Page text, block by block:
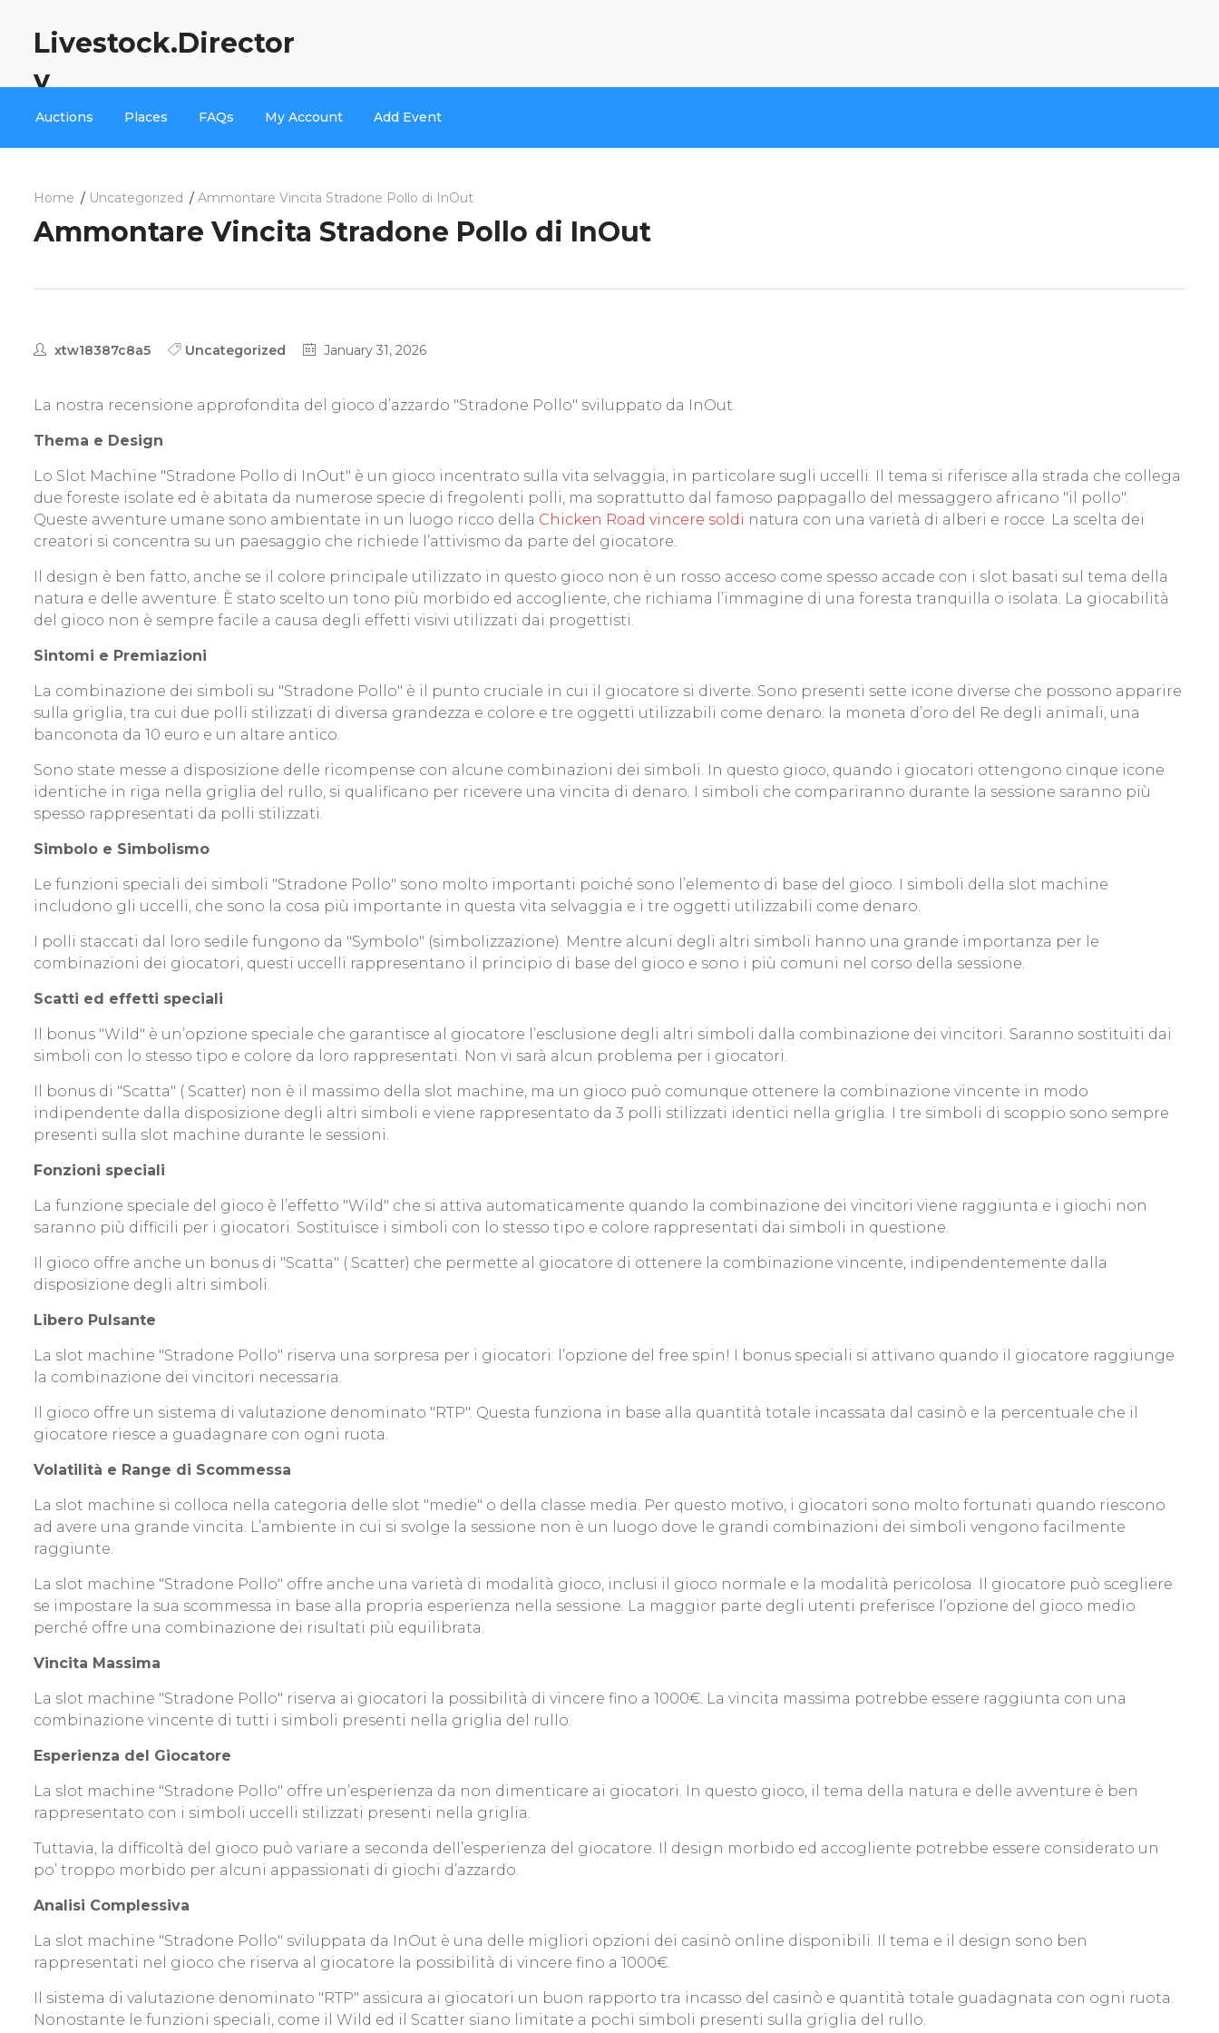
Livestock.Director
y
Auctions Places FAQs My Account Add Event
Home Uncategorized Ammontare Vincita Stradone Pollo di InOut
Ammontare Vincita Stradone Pollo di InOut
xtw18387c8a5 Uncategorized January 31, 2026
La nostra recensione approfondita del gioco d’azzardo "Stradone Pollo" sviluppato da InOut.
Thema e Design
Lo Slot Machine "Stradone Pollo di InOut" è un gioco incentrato sulla vita selvaggia, in particolare sugli uccelli. Il tema si riferisce alla strada che collega
due foreste isolate ed è abitata da numerose specie di fregolenti polli, ma soprattutto dal famoso pappagallo del messaggero africano "il pollo".
Queste avventure umane sono ambientate in un luogo ricco della Chicken Road vincere soldi natura con una varietà di alberi e rocce. La scelta dei
creatori si concentra su un paesaggio che richiede l’attivismo da parte del giocatore.
Il design è ben fatto, anche se il colore principale utilizzato in questo gioco non è un rosso acceso come spesso accade con i slot basati sul tema della
natura e delle avventure. È stato scelto un tono più morbido ed accogliente, che richiama l’immagine di una foresta tranquilla o isolata. La giocabilità
del gioco non è sempre facile a causa degli effetti visivi utilizzati dai progettisti.
Sintomi e Premiazioni
La combinazione dei simboli su "Stradone Pollo" è il punto cruciale in cui il giocatore si diverte. Sono presenti sette icone diverse che possono apparire
sulla griglia, tra cui due polli stilizzati di diversa grandezza e colore e tre oggetti utilizzabili come denaro: la moneta d’oro del Re degli animali, una
banconota da 10 euro e un altare antico.
Sono state messe a disposizione delle ricompense con alcune combinazioni dei simboli. In questo gioco, quando i giocatori ottengono cinque icone
identiche in riga nella griglia del rullo, si qualificano per ricevere una vincita di denaro. I simboli che compariranno durante la sessione saranno più
spesso rappresentati da polli stilizzati.
Simbolo e Simbolismo
Le funzioni speciali dei simboli "Stradone Pollo" sono molto importanti poiché sono l’elemento di base del gioco. I simboli della slot machine
includono gli uccelli, che sono la cosa più importante in questa vita selvaggia e i tre oggetti utilizzabili come denaro.
I polli staccati dal loro sedile fungono da "Symbolo" (simbolizzazione). Mentre alcuni degli altri simboli hanno una grande importanza per le
combinazioni dei giocatori, questi uccelli rappresentano il principio di base del gioco e sono i più comuni nel corso della sessione.
Scatti ed effetti speciali
Il bonus "Wild" è un’opzione speciale che garantisce al giocatore l’esclusione degli altri simboli dalla combinazione dei vincitori. Saranno sostituiti dai
simboli con lo stesso tipo e colore da loro rappresentati. Non vi sarà alcun problema per i giocatori.
Il bonus di "Scatta" ( Scatter) non è il massimo della slot machine, ma un gioco può comunque ottenere la combinazione vincente in modo
indipendente dalla disposizione degli altri simboli e viene rappresentato da 3 polli stilizzati identici nella griglia. I tre simboli di scoppio sono sempre
presenti sulla slot machine durante le sessioni.
Fonzioni speciali
La funzione speciale del gioco è l’effetto "Wild" che si attiva automaticamente quando la combinazione dei vincitori viene raggiunta e i giochi non
saranno più difficili per i giocatori. Sostituisce i simboli con lo stesso tipo e colore rappresentati dai simboli in questione.
Il gioco offre anche un bonus di "Scatta" ( Scatter) che permette al giocatore di ottenere la combinazione vincente, indipendentemente dalla
disposizione degli altri simboli.
Libero Pulsante
La slot machine "Stradone Pollo" riserva una sorpresa per i giocatori: l’opzione del free spin! I bonus speciali si attivano quando il giocatore raggiunge
la combinazione dei vincitori necessaria.
Il gioco offre un sistema di valutazione denominato "RTP". Questa funziona in base alla quantità totale incassata dal casinò e la percentuale che il
giocatore riesce a guadagnare con ogni ruota.
Volatilità e Range di Scommessa
La slot machine si colloca nella categoria delle slot "medie" o della classe media. Per questo motivo, i giocatori sono molto fortunati quando riescono
ad avere una grande vincita. L’ambiente in cui si svolge la sessione non è un luogo dove le grandi combinazioni dei simboli vengono facilmente
raggiunte.
La slot machine "Stradone Pollo" offre anche una varietà di modalità gioco, inclusi il gioco normale e la modalità pericolosa. Il giocatore può scegliere
se impostare la sua scommessa in base alla propria esperienza nella sessione. La maggior parte degli utenti preferisce l’opzione del gioco medio
perché offre una combinazione dei risultati più equilibrata.
Vincita Massima
La slot machine "Stradone Pollo" riserva ai giocatori la possibilità di vincere fino a 1000€. La vincita massima potrebbe essere raggiunta con una
combinazione vincente di tutti i simboli presenti nella griglia del rullo.
Esperienza del Giocatore
La slot machine "Stradone Pollo" offre un’esperienza da non dimenticare ai giocatori. In questo gioco, il tema della natura e delle avventure è ben
rappresentato con i simboli uccelli stilizzati presenti nella griglia.
Tuttavia, la difficoltà del gioco può variare a seconda dell’esperienza del giocatore. Il design morbido ed accogliente potrebbe essere considerato un
po’ troppo morbido per alcuni appassionati di giochi d’azzardo.
Analisi Complessiva
La slot machine "Stradone Pollo" sviluppata da InOut è una delle migliori opzioni dei casinò online disponibili. Il tema e il design sono ben
rappresentati nel gioco che riserva al giocatore la possibilità di vincere fino a 1000€.
Il sistema di valutazione denominato "RTP" assicura ai giocatori un buon rapporto tra incasso del casinò e quantità totale guadagnata con ogni ruota.
Nonostante le funzioni speciali, come il Wild ed il Scatter siano limitate a pochi simboli presenti sulla griglia del rullo.